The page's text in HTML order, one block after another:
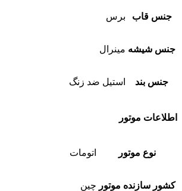
جنس قاب برس
جنس شیشه مینرال
جنس بند استیل ضد زنگ
اطلاعات موتور
نوع موتور اتومات
کشور سازنده موتور چین